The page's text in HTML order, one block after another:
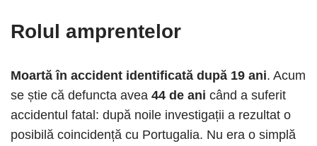
Rolul amprentelor
Moartă în accident identificată după 19 ani. Acum
se știe că defuncta avea 44 de ani când a suferit
accidentul fatal: după noile investigații a rezultat o
posibilă coincidență cu Portugalia. Nu era o simplă